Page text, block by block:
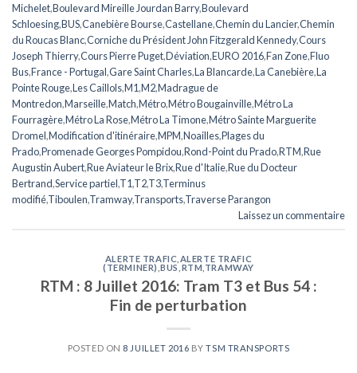
Michelet,Boulevard Mireille Jourdan Barry,Boulevard
Schloesing,BUS,Canebière Bourse,Castellane,Chemin du Lancier,Chemin
du Roucas Blanc,Corniche du Président John Fitzgerald Kennedy,Cours
Joseph Thierry,Cours Pierre Puget,Déviation,EURO 2016,Fan Zone,Fluo
Bus,France - Portugal,Gare Saint Charles,La Blancarde,La Canebière,La
Pointe Rouge,Les Caillols,M1,M2,Madrague de
Montredon,Marseille,Match,Métro,Métro Bougainville,Métro La
Fourragère,Métro La Rose,Métro La Timone,Métro Sainte Marguerite
Dromel,Modification d'itinéraire,MPM,Noailles,Plages du
Prado,Promenade Georges Pompidou,Rond-Point du Prado,RTM,Rue
Augustin Aubert,Rue Aviateur le Brix,Rue d'Italie,Rue du Docteur
Bertrand,Service partiel,T1,T2,T3,Terminus
modifié,Tiboulen,Tramway,Transports,Traverse Parangon
Laissez un commentaire
ALERTE TRAFIC ALERTE TRAFIC
(TERMINER) ,BUS RTM TRAMWAY
RTM : 8 Juillet 2016: Tram T3 et Bus 54 :
Fin de perturbation
POSTED ON 8 JUILLET 2016 BYTSM TRANSPORTS